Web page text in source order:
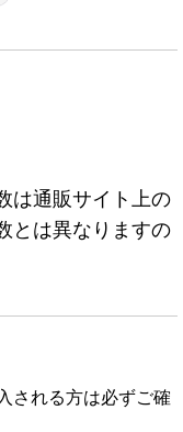
は通販サイト上の
とは異なりますの
される方は必ずご確